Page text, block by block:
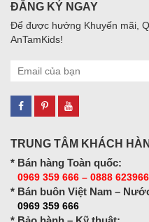
ĐĂNG KÝ NGAY
Để được hưởng Khuyến mãi,
AnTamKids!
TRUNG TÂM KHÁCH
* Bán hàng Toàn quốc:
0969 359 666 – 0888 623966
* Bán buôn Việt Nam –
0969 359 666